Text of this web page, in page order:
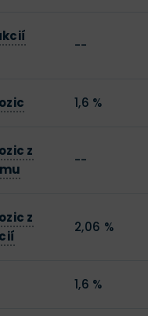
--
1,6 %
z
--
z
2,06 %
1,6 %